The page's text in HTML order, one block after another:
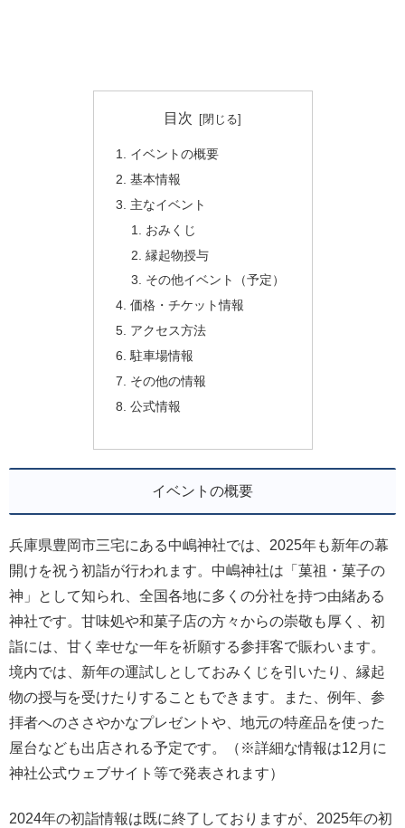
目次
イベントの概要
基本情報
主なイベント
おみくじ
縁起物授与
その他イベント（予定）
価格・チケット情報
アクセス方法
駐車場情報
その他の情報
公式情報
イベントの概要
兵庫県豊岡市三宅にある中嶋神社では、2025年も新年の幕
開けを祝う初詣が行われます。中嶋神社は「菓祖・菓子の
神」として知られ、全国各地に多くの分社を持つ由緒ある
神社です。甘味処や和菓子店の方々からの崇敬も厚く、初
詣には、甘く幸せな一年を祈願する参拝客で賑わいます。
境内では、新年の運試しとしておみくじを引いたり、縁起
物の授与を受けたりすることもできます。また、例年、参
拝者へのささやかなプレゼントや、地元の特産品を使った
屋台なども出店される予定です。（※詳細な情報は12月に
神社公式ウェブサイト等で発表されます）
2024年の初詣情報は既に終了しておりますが、2025年の初